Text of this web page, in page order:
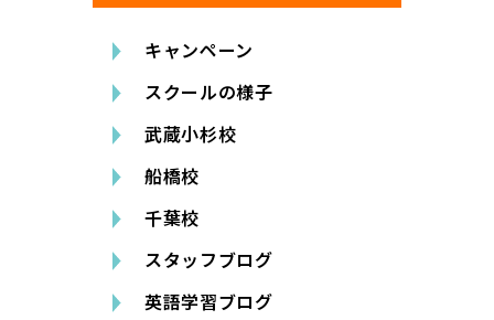
キャンペーン
スクールの様子
武蔵小杉校
船橋校
千葉校
スタッフブログ
英語学習ブログ